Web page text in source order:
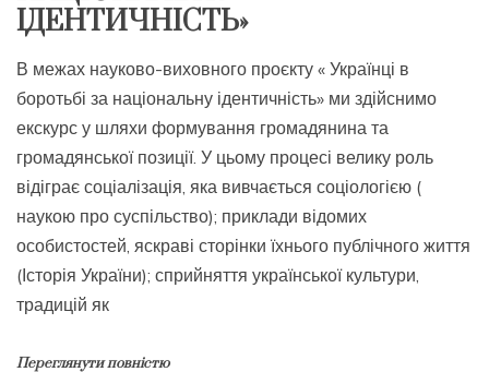
ІДЕНТИЧНІСТЬ»
В межах науково-виховного проєкту « Українці в
боротьбі за національну ідентичність» ми здійснимо
екскурс у шляхи формування громадянина та
громадянської позиції. У цьому процесі велику роль
відіграє соціалізація, яка вивчається соціологією (
наукою про суспільство); приклади відомих
особистостей, яскраві сторінки їхнього публічного життя
(Історія України); сприйняття української культури,
традицій як
Переглянути повністю